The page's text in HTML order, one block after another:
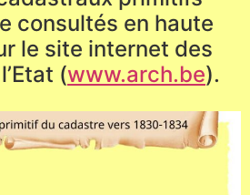
consultés en haute
le site internet des
(www.arch.be).